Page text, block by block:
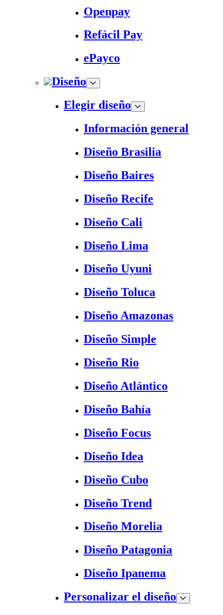
Openpay
Refácil Pay
ePayco
Diseño
Elegir diseño
Información general
Diseño Brasilia
Diseño Baires
Diseño Recife
Diseño Cali
Diseño Lima
Diseño Uyuni
Diseño Toluca
Diseño Amazonas
Diseño Simple
Diseño Rio
Diseño Atlántico
Diseño Bahía
Diseño Focus
Diseño Idea
Diseño Cubo
Diseño Trend
Diseño Morelia
Diseño Patagonia
Diseño Ipanema
Personalizar el diseño